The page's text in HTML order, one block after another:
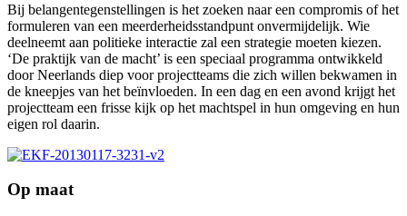
Bij belangentegenstellingen is het zoeken naar een compromis of het
formuleren van een meerderheidsstandpunt onvermijdelijk. Wie
deelneemt aan politieke interactie zal een strategie moeten kiezen.
‘De praktijk van de macht’ is een speciaal programma ontwikkeld
door Neerlands diep voor projectteams die zich willen bekwamen in
de kneepjes van het beïnvloeden. In een dag en een avond krijgt het
projectteam een frisse kijk op het machtspel in hun omgeving en hun
eigen rol daarin.
Op maat